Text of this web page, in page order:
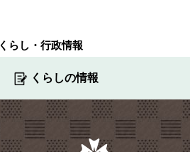
くらし・行政情報
くらしの情報